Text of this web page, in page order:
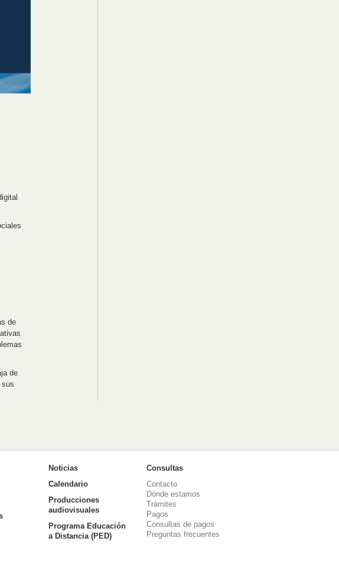
de
de
sus
Noticias
Calendario
Producciones
audiovisuales
Programa Educación
a Distancia (PED)
Consultas
Contacto
Dónde estamos
Trámites
Pagos
Consultas de pagos
Preguntas frecuentes